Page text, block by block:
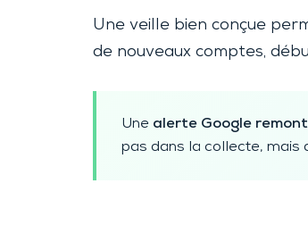
Une veille bien conçue
de nouveaux comptes,
Une alerte Google
pas dans la collecte, mais